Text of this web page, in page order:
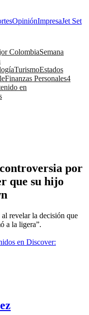
OpiniónImpresaJet Set
ColombiaSemana
TurismoEstados
Finanzas Personales4
en
por
que su hijo
revelar la decisión que
a la ligera”.
en Discover: